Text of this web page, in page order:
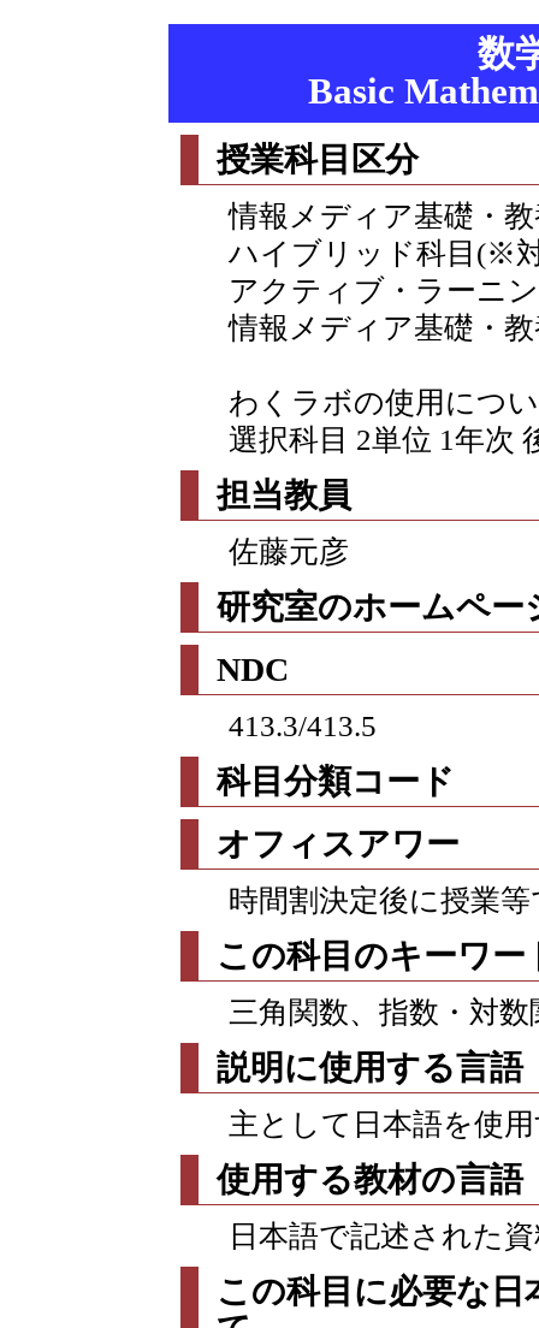
数
Basic
授業科目区分
情報メディア基礎・
ハイブリッド科目(※
アクティブ・ラーニ
情報メディア基礎・
わくラボの使用につ
選択科目 2単位 1年次
担当教員
佐藤元彦
研究室のホームペー
NDC
413.3/413.5
科目分類コード
オフィスアワー
時間割決定後に授業
この科目のキーワー
三角関数、指数・対
説明に使用する言語
主として日本語を使
使用する教材の言語
日本語で記述された
この科目に必要な